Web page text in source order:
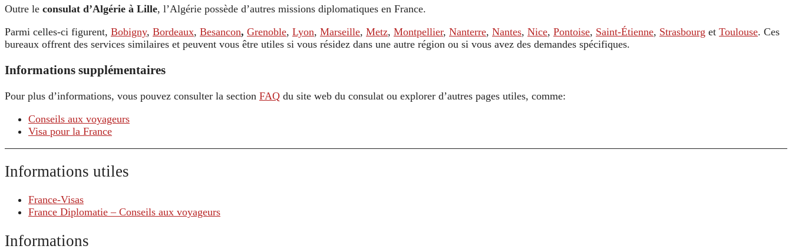
Outre le consulat d’Algérie à Lille, l’Algérie possède d’autres missions diplomatiques en France.
Parmi celles-ci figurent, Bobigny, Bordeaux, Besancon, Grenoble, Lyon, Marseille, Metz, Montpellier, Nanterre, Nantes, Nice, Pontoise, Saint-Étienne, Strasbourg et Toulouse. Ces
bureaux offrent des services similaires et peuvent vous être utiles si vous résidez dans une autre région ou si vous avez des demandes spécifiques.
Informations supplémentaires
Pour plus d’informations, vous pouvez consulter la section FAQ du site web du consulat ou explorer d’autres pages utiles, comme:
Conseils aux voyageurs
Visa pour la France
Informations utiles
France-Visas
France Diplomatie – Conseils aux voyageurs
Informations